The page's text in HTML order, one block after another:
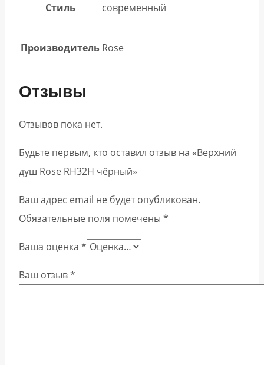
Стиль современный
Производитель Rose
Отзывы
Отзывов пока нет.
Будьте первым, кто оставил отзыв на «Верхний
душ Rose RH32H чёрный»
Ваш адрес email не будет опубликован.
Обязательные поля помечены *
Ваша оценка *
Ваш отзыв*